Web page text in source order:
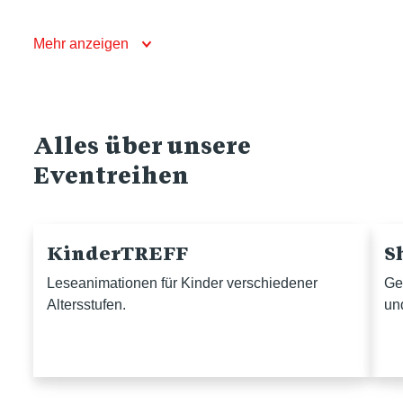
Mehr anzeigen
Alles über unsere
Eventreihen
KinderTREFF
Leseanimationen für Kinder verschiedener
Altersstufen.